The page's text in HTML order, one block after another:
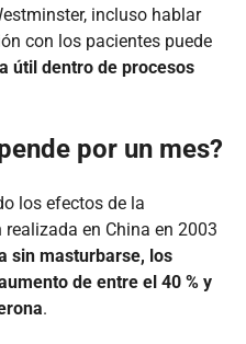
incluso hablar
con los pacientes puede
útil dentro de procesos
por un mes?
los efectos de la
en China en 2003
sin masturbarse, los
de entre el 40 % y
.